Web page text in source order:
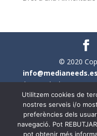
© 2020
info@medianeeds.es
| Tots els drets
En aquest web s'ha
llenguatge. No
Utilitzem cookies de
nostres serveis i/o
preferències dels
navegació. Pot
pot obtenir més